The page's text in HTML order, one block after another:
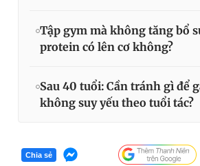
Tập gym mà không tăng bổ
protein có lên cơ không?
Sau 40 tuổi: Cần tránh gì để
không suy yếu theo tuổi tác?
Chia sẻ